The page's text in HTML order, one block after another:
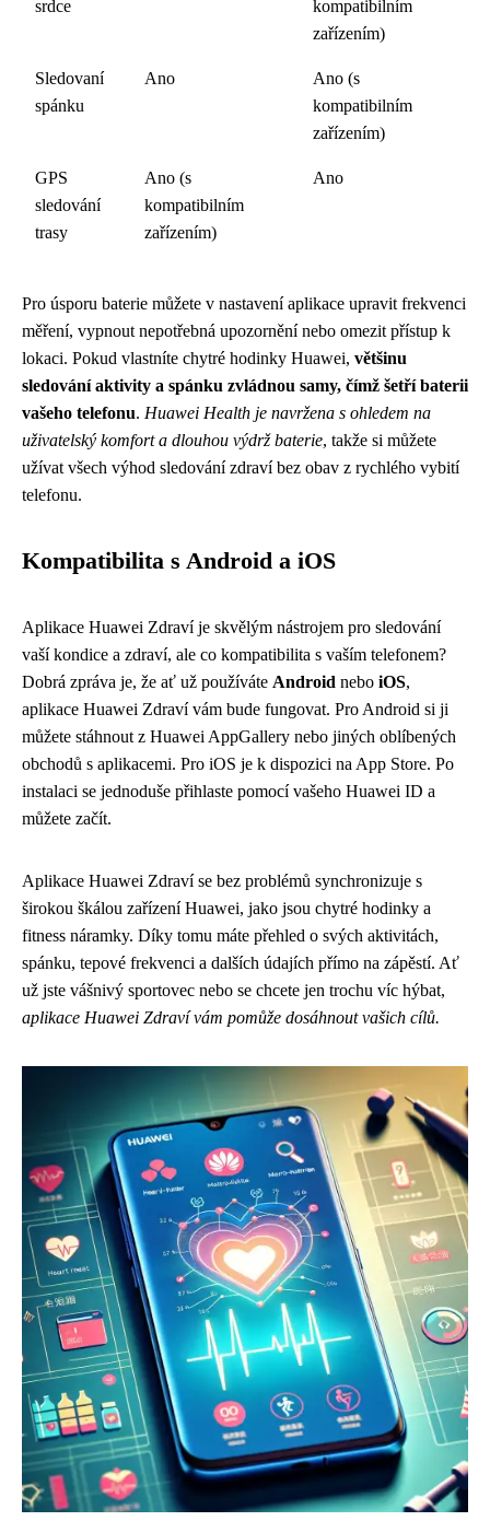
srdce
kompatibilním
zařízením)
Sledovaní
spánku
Ano
Ano (s
kompatibilním
zařízením)
GPS
sledování
trasy
Ano (s
kompatibilním
zařízením)
Ano
Pro úsporu baterie můžete v nastavení aplikace upravit frekvenci
měření, vypnout nepotřebná upozornění nebo omezit přístup k
lokaci. Pokud vlastníte chytré hodinky Huawei, většinu
sledování aktivity a spánku zvládnou samy, čímž šetří baterii
vašeho telefonu. Huawei Health je navržena s ohledem na
uživatelský komfort a dlouhou výdrž baterie, takže si můžete
užívat všech výhod sledování zdraví bez obav z rychlého vybití
telefonu.
Kompatibilita s Android a iOS
Aplikace Huawei Zdraví je skvělým nástrojem pro sledování
vaší kondice a zdraví, ale co kompatibilita s vaším telefonem?
Dobrá zpráva je, že ať už používáte Android nebo iOS,
aplikace Huawei Zdraví vám bude fungovat. Pro Android si ji
můžete stáhnout z Huawei AppGallery nebo jiných oblíbených
obchodů s aplikacemi. Pro iOS je k dispozici na App Store. Po
instalaci se jednoduše přihlaste pomocí vašeho Huawei ID a
můžete začít.
Aplikace Huawei Zdraví se bez problémů synchronizuje s
širokou škálou zařízení Huawei, jako jsou chytré hodinky a
fitness náramky. Díky tomu máte přehled o svých aktivitách,
spánku, tepové frekvenci a dalších údajích přímo na zápěstí. Ať
už jste vášnivý sportovec nebo se chcete jen trochu víc hýbat,
aplikace Huawei Zdraví vám pomůže dosáhnout vašich cílů.